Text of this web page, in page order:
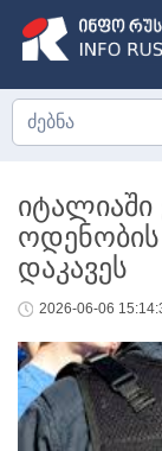
ოდენობის
დაკავეს
2026-06-06